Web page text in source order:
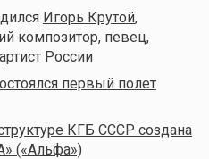
Игорь Крутой,
композитор, певец,
России
первый полет
КГБ СССР создана
(«Альфа»)